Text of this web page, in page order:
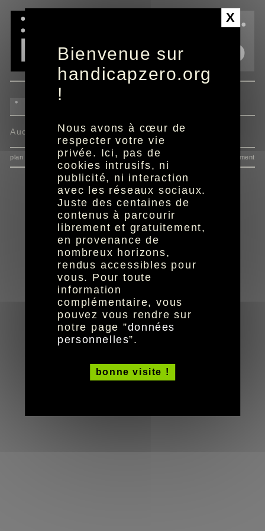
Aucun programme disponible
plan du site données personnelles consentement
© HandiCaPZéro -réalisation aYaline
X
Bienvenue sur
handicapzero.org
!
Nous avons à cœur de
respecter votre vie
privée. Ici, pas de
cookies intrusifs, ni
publicité, ni interaction
avec les réseaux sociaux.
Juste des centaines de
contenus à parcourir
librement et gratuitement,
en provenance de
nombreux horizons,
rendus accessibles pour
vous. Pour toute
information
complémentaire, vous
pouvez vous rendre sur
notre page ”données
personnelles”.
bonne visite !